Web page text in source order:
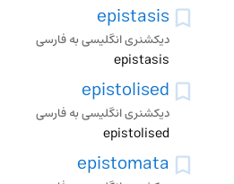
epistasis
دیکشنری انگلیسی به فارسی
epistasis
epistolised
دیکشنری انگلیسی به فارسی
epistolised
epistomata